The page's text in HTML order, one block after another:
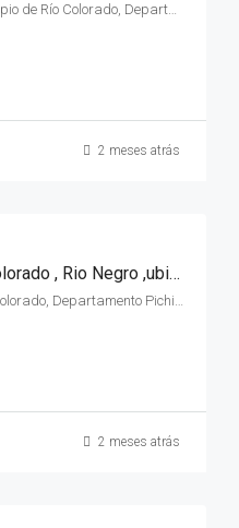
Colonia Juliá y Echarren, Municipio de Río Colorado, Departamento Pichi Mahuida, Río Negro, Argentina
2 meses atrás
Chacra en venta en Rio Colorado , Rio Negro ,ubicada en Colonia Reig , a 5 km de la ciudad .
Colonia Reig, Municipio de Río Colorado, Departamento Pichi Mahuida, Río Negro, R8138, Argentina
2 meses atrás